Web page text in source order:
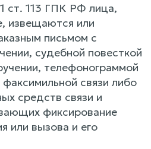
ст. 113 ГПК РФ лица,
извещаются или
письмом с
судебной повесткой
телефонограммой
связи либо
средств связи и
фиксирование
или вызова и его